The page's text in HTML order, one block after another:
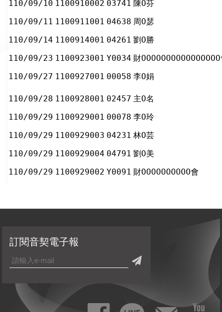
110/09/10 1100910002 03741 陳Ο芬
110/09/11 1100911001 04638 周Ο瑟
110/09/14 1100914001 04261 劉Ο勝
110/09/23 1100923001 Y0034 財ΟΟΟΟΟΟΟΟΟΟΟΟΟΟΟΟ
110/09/27 1100927001 00058 李Ο娟
110/09/28 1100928001 02457 主Ο名
110/09/29 1100929001 00078 李Ο玲
110/09/29 1100929003 04231 林Ο芸
110/09/29 1100929004 04791 劉Ο美
110/09/29 1100929002 Y0091 財ΟΟΟΟΟΟΟΟΟΟ會
訂閱音契電子報